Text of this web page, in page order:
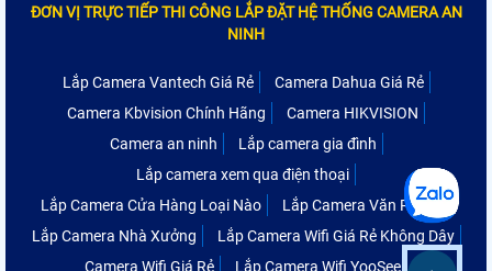
ĐƠN VỊ TRỰC TIẾP THI CÔNG LẮP ĐẶT HỆ THỐNG CAMERA AN
NINH
Lắp Camera Vantech Giá Rẻ
Camera Dahua Giá Rẻ
Camera Kbvision Chính Hãng
Camera HIKVISION
Camera an ninh
Lắp camera gia đình
Lắp camera xem qua điện thoại
Lắp Camera Cửa Hàng Loại Nào
Lắp Camera Văn Phòng
Lắp Camera Nhà Xưởng
Lắp Camera Wifi Giá Rẻ Không Dây
Camera Wifi Giá Rẻ
Lắp Camera Wifi YooSee